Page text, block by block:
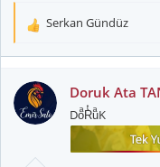
T
k
l
Serkan Gündüz
Doruk Ata
DoͣRͭuͣK